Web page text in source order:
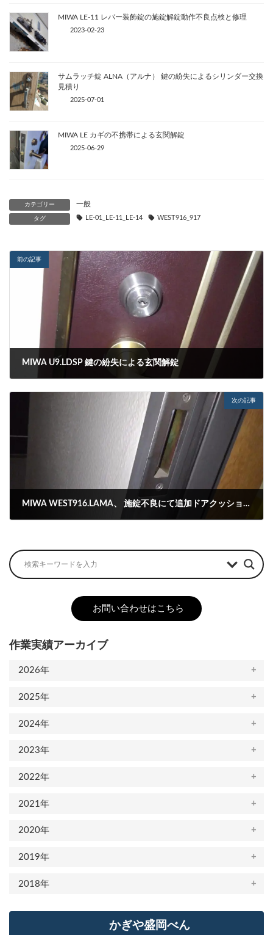
MIWA LE-11 レバー装飾錠の施錠解錠動作不良点検と修理
2023-02-23
サムラッチ錠 ALNA（アルナ） 鍵の紛失によるシリンダー交換
見積り
2025-07-01
MIWA LE カギの不携帯による玄関解錠
2025-06-29
カテゴリー 一般
タグ LE-01_LE-11_LE-14 WEST916_917
前の記事
MIWA U9.LDSP 鍵の紛失による玄関解錠
次の記事
MIWA WEST916.LAMA、 施錠不良にて追加ドアクッション修理
お問い合わせはこちら
作業実績アーカイブ
2026年
2025年
2024年
2023年
2022年
2021年
2020年
2019年
2018年
かぎや盛岡べん